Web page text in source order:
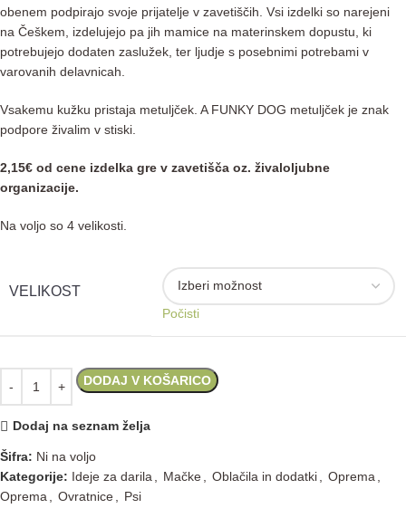
obenem podpirajo svoje prijatelje v zavetiščih. Vsi izdelki so narejeni
na Češkem, izdelujejo pa jih mamice na materinskem dopustu, ki
potrebujejo dodaten zaslužek, ter ljudje s posebnimi potrebami v
varovanih delavnicah.
Vsakemu kužku pristaja metuljček. A FUNKY DOG metuljček je znak
podpore živalim v stiski.
2,15€ od cene izdelka gre v zavetišča oz. živaloljubne
organizacije.
Na voljo so 4 velikosti.
VELIKOST
Počisti
DODAJ V KOŠARICO
Dodaj na seznam želja
Šifra: Ni na voljo
Kategorije: Ideje za darila Mačke Oblačila in dodatki Oprema
Oprema
Ovratnice Psi